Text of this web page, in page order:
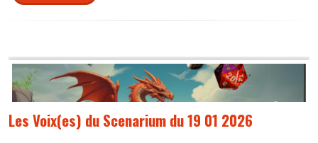
Les Voix(es) du Scenarium du 19 01 2026